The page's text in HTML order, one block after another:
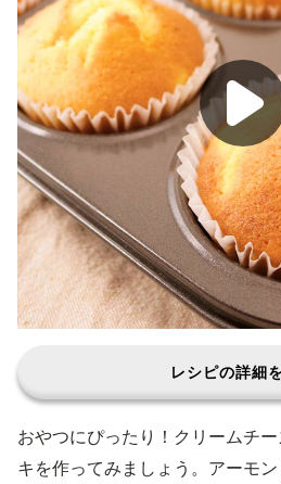
レシピの詳細
おやつにぴったり！クリームチ
キを作ってみましょう。アーモ